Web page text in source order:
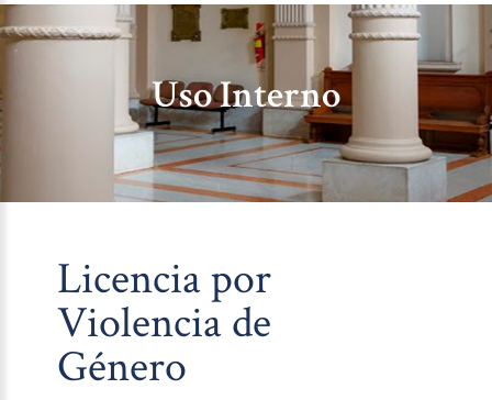
Uso Interno
Licencia por
Violencia de
Género